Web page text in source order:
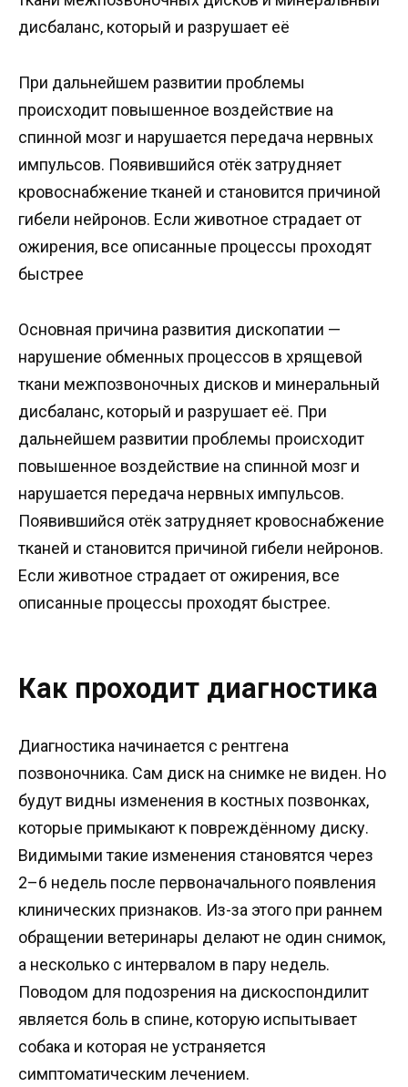
дисбаланс, который и разрушает её
При дальнейшем развитии проблемы
происходит повышенное воздействие на
спинной мозг и нарушается передача нервных
импульсов. Появившийся отёк затрудняет
кровоснабжение тканей и становится причиной
гибели нейронов. Если животное страдает от
ожирения, все описанные процессы проходят
быстрее
Основная причина развития дископатии —
нарушение обменных процессов в хрящевой
ткани межпозвоночных дисков и минеральный
дисбаланс, который и разрушает её. При
дальнейшем развитии проблемы происходит
повышенное воздействие на спинной мозг и
нарушается передача нервных импульсов.
Появившийся отёк затрудняет кровоснабжение
тканей и становится причиной гибели нейронов.
Если животное страдает от ожирения, все
описанные процессы проходят быстрее.
Как проходит диагностика
Диагностика начинается с рентгена
позвоночника. Сам диск на снимке не виден. Но
будут видны изменения в костных позвонках,
которые примыкают к повреждённому диску.
Видимыми такие изменения становятся через
2–6 недель после первоначального появления
клинических признаков. Из-за этого при раннем
обращении ветеринары делают не один снимок,
а несколько с интервалом в пару недель.
Поводом для подозрения на дискоспондилит
является боль в спине, которую испытывает
собака и которая не устраняется
симптоматическим лечением.